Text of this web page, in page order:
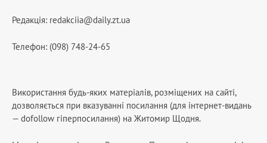
Редакція: redakciia@daily.zt.ua
Телефон: (098) 748-24-65
Використання будь-яких матеріалів, розміщених на сайті,
дозволяється при вказуванні посилання (для інтернет-видань
— dofollow гіперпосилання) на Житомир Щодня.